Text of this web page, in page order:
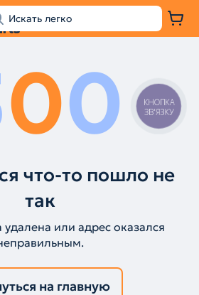
00
что-то пошло не
так
или адрес оказался
на главную
КНОПКА
ЗВ'ЯЗКУ